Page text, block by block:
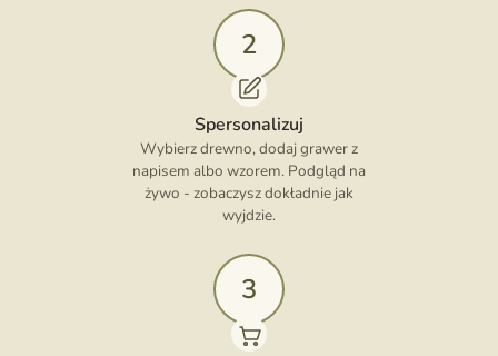
2
Spersonalizuj
Wybierz drewno, dodaj grawer z
napisem albo wzorem. Podgląd na
żywo - zobaczysz dokładnie jak
wyjdzie.
3